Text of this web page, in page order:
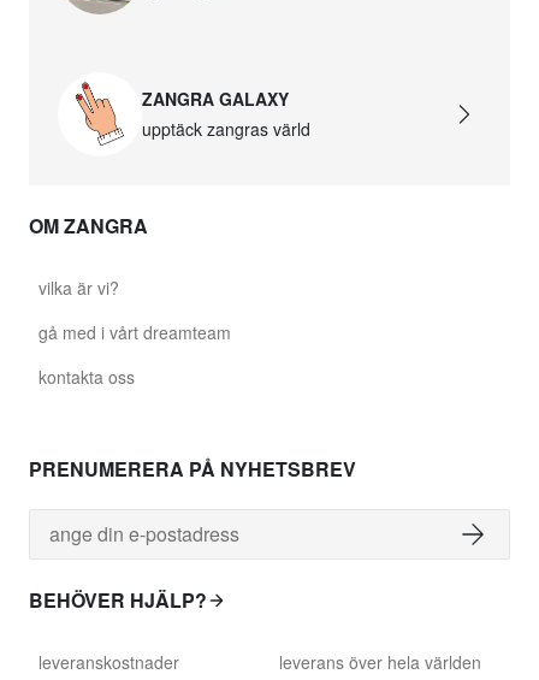
ZANGRA GALAXY
upptäck zangras värld
OM ZANGRA
vilka är vi?
gå med i vårt dreamteam
kontakta oss
PRENUMERERA PÅ NYHETSBREV
BEHÖVER HJÄLP?
leveranskostnader leverans över hela världen